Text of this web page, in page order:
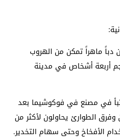
دباً ماهراً تمكن من الهروب
أربعة أشخاص في مدينة
في مصنع في فوكوشيما بعد
وفرق الطوارئ يحاولون لأكثر من